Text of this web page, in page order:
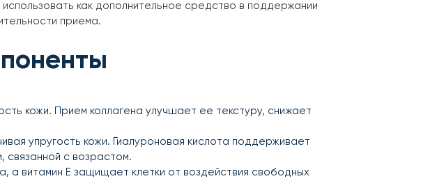
как дополнительное средство в поддержании
приема.
кожи. Прием коллагена улучшает ее текстуру, снижает
упругость кожи. Гиалуроновая кислота поддерживает
связанной с возрастом.
а витамин E защищает клетки от воздействия свободных